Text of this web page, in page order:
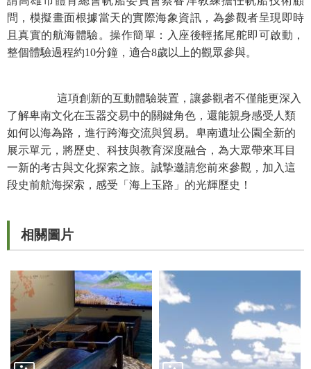
信
箱
網
R
S
S
資
料
放
宣
告
隱
私
問，模擬畫面根據當天的實際海象資訊，為參觀者呈現即時
且真實的航海體驗。操作簡單：入座後輕搖尾舵即可啟動，
整個體驗過程約10分鐘，適合8歲以上的觀眾參與。
這項創新的互動體驗裝置，讓參觀者不僅能更深入
了解卑南文化在玉器交易中的關鍵角色，還能親身感受人類
如何以海為路，進行跨海交流與貿易。卑南遺址公園全新的
展示單元，將歷史、科技與教育深度融合，為大眾帶來耳目
一新的考古與文化探索之旅。誠摯邀請您前來參觀，加入這
段史前航海探索，感受「海上玉路」的光輝歷史！
相關圖片